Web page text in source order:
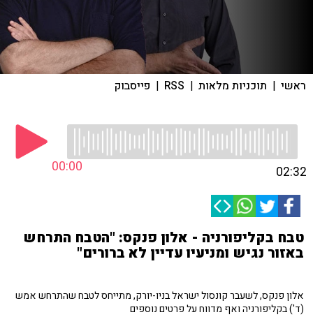
ראשי | תוכניות מלאות |
RSS
| פייסבוק
00:00 02:32
טבח בקליפורניה - אלון פנקס: "הטבח התרחש
באזור נגיש ומניעיו עדיין לא ברורים"
אלון פנקס, לשעבר קונסול ישראל בניו-יורק, מתייחס לטבח שהתרחש אמש
(ד') בקליפורניה ואף מדווח על פרטים נוספים